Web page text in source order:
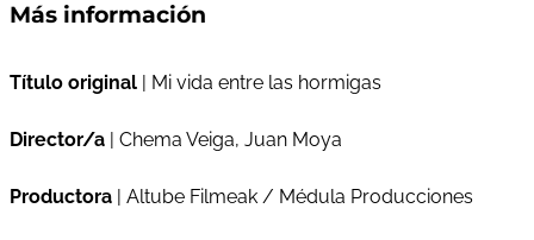
Más información
Título original | Mi vida entre las hormigas
Director/a | Chema Veiga, Juan Moya
Productora | Altube Filmeak / Médula Producciones